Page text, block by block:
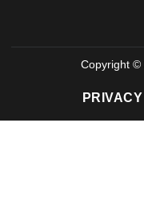
Copyright ©